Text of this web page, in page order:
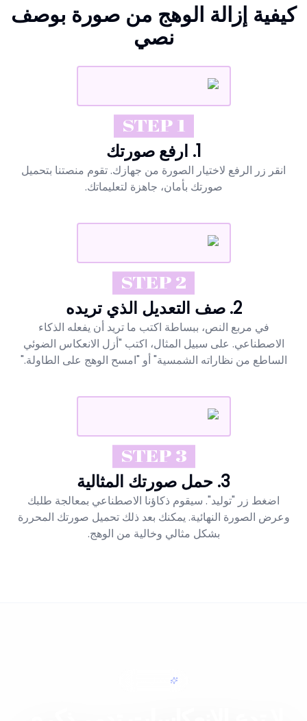
كيفية إزالة الوهج من صورة بوصف
نصي
STEP 1
انقر زر الرفع لاختيار الصورة من جهازك. تقوم منصتنا بتحميل
صورتك بأمان، جاهزة لتعليماتك.
STEP 2
2. صف التعديل الذي تريده
في مربع النص، ببساطة اكتب ما تريد أن يفعله الذكاء
الاصطناعي. على سبيل المثال، اكتب "أزل الانعكاس الضوئي
الساطع من نظاراته الشمسية" أو "امسح الوهج على الطاولة."
STEP 3
3. حمل صورتك المثالية
اضغط زر "توليد". سيقوم ذكاؤنا الاصطناعي بمعالجة طلبك
وعرض الصورة النهائية. يمكنك بعد ذلك تحميل صورتك المحررة
بشكل مثالي وخالية من الوهج.
تعديل سهل